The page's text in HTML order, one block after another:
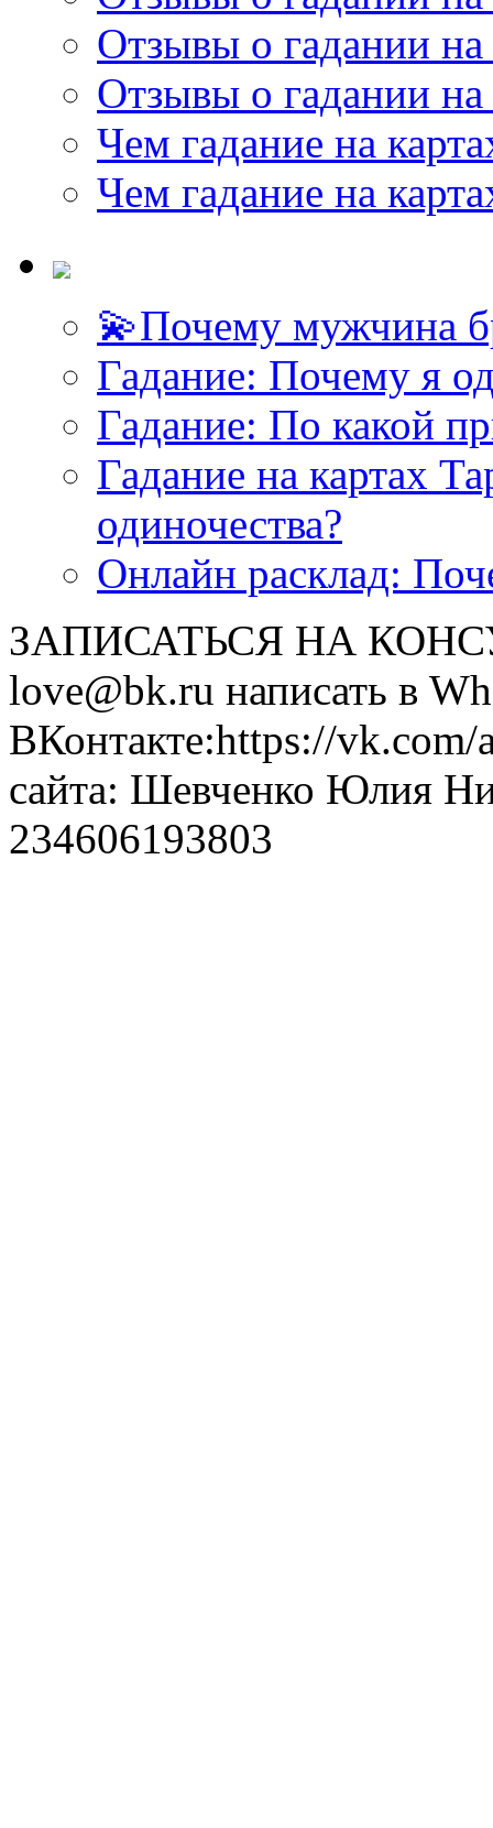
Отзывы о гадании на
Отзывы о гадании на
Чем гадание на
Чем гадание на
💫Почему мужчина
Гадание: Почему я
Гадание: По какой
Гадание на картах
одиночества?
Онлайн расклад:
ЗАПИСАТЬСЯ НА
love@bk.ru написать в
ВКонтакте:https://
сайта: Шевченко Юлия
234606193803